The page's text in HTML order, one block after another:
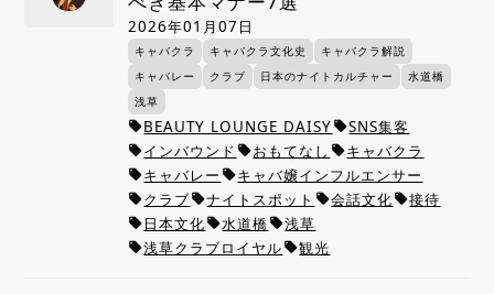
2026年01月07日
キャバクラ キャバクラ文化史
キャバクラ解説
キャバレー
クラブ 日本のナイトカルチャー
水道橋
浅草
local_offerBEAUTY LOUNGE DAISY local_offerSNS集客
local_offerインバウンド local_offerおもてなし local_offerキャバクラ
local_offerキャバレー local_offerキャバ嬢インフルエンサー
local_offerクラブ local_offerナイトスポット local_offer会話文化 local_offer接待
local_offer 日本文化 local_offer水道橋 local_offer浅草
local_offer浅草クラブロイヤル local_offer観光